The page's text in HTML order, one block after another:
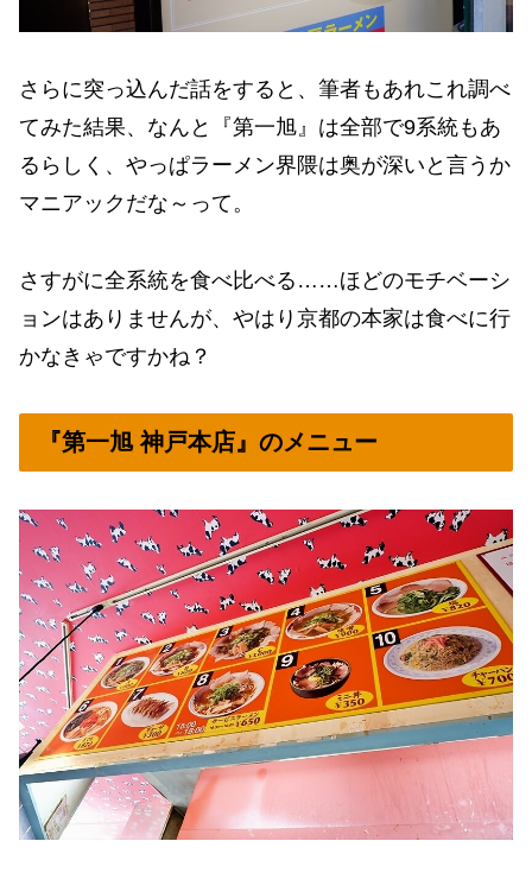
さらに突っ込んだ話をすると、筆者もあれこれ調べ
てみた結果、なんと『第一旭』は全部で9系統もあ
るらしく、やっぱラーメン界隈は奥が深いと言うか
マニアックだな～って。
さすがに全系統を食べ比べる……ほどのモチベーシ
ョンはありませんが、やはり京都の本家は食べに行
かなきゃですかね？
『第一旭 神戸本店』のメニュー